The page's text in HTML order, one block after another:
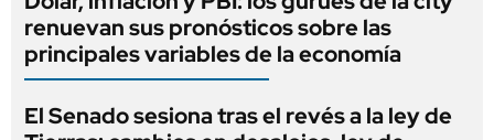
renuevan sus pronósticos sobre las
principales variables de la economía
El Senado sesiona tras el revés a la ley de